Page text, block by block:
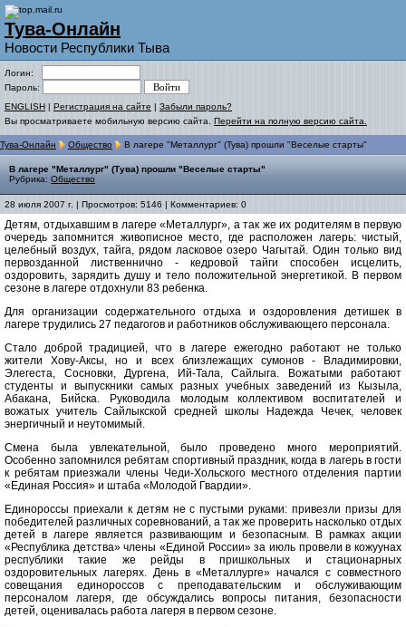
Тува-Онлайн
Новости Республики Тыва
Логин:
Пароль:
ENGLISH | Регистрация на сайте | Забыли пароль?
Вы просматриваете мобильную версию сайта. Перейти на полную версию сайта.
Тува-Онлайн Общество В лагере "Металлург" (Тува) прошли "Веселые старты"
В лагере "Металлург" (Тува) прошли "Веселые старты"
Рубрика: Общество
28 июля 2007 г. | Просмотров: 5146 | Комментариев: 0
Детям, отдыхавшим в лагере «Металлург», а так же их родителям в первую
очередь запомнится живописное место, где расположен лагерь: чистый,
целебный воздух, тайга, рядом ласковое озеро Чагытай. Один только вид
первозданной лиственнично - кедровой тайги способен исцелить,
оздоровить, зарядить душу и тело положительной энергетикой. В первом
сезоне в лагере отдохнули 83 ребенка.
Для организации содержательного отдыха и оздоровления детишек в
лагере трудились 27 педагогов и работников обслуживающего персонала.
Стало доброй традицией, что в лагере ежегодно работают не только
жители Хову-Аксы, но и всех близлежащих сумонов - Владимировки,
Элегеста, Сосновки, Дургена, Ий-Тала, Сайлыга. Вожатыми работают
студенты и выпускники самых разных учебных заведений из Кызыла,
Абакана, Бийска. Руководила молодым коллективом воспитателей и
вожатых учитель Сайлыкской средней школы Надежда Чечек, человек
энергичный и неутомимый.
Смена была увлекательной, было проведено много мероприятий.
Особенно запомнился ребятам спортивный праздник, когда в лагерь в гости
к ребятам приезжали члены Чеди-Хольского местного отделения партии
«Единая Россия» и штаба «Молодой Гвардии».
Единороссы приехали к детям не с пустыми руками: привезли призы для
победителей различных соревнований, а так же проверить насколько отдых
детей в лагере является развивающим и безопасным. В рамках акции
«Республика детства» члены «Единой России» за июль провели в кожуунах
республики такие же рейды в пришкольных и стационарных
оздоровительных лагерях. День в «Металлурге» начался с совместного
совещания единороссов с преподавательским и обслуживающим
персоналом лагеря, где обсуждались вопросы питания, безопасности
детей, оценивалась работа лагеря в первом сезоне.